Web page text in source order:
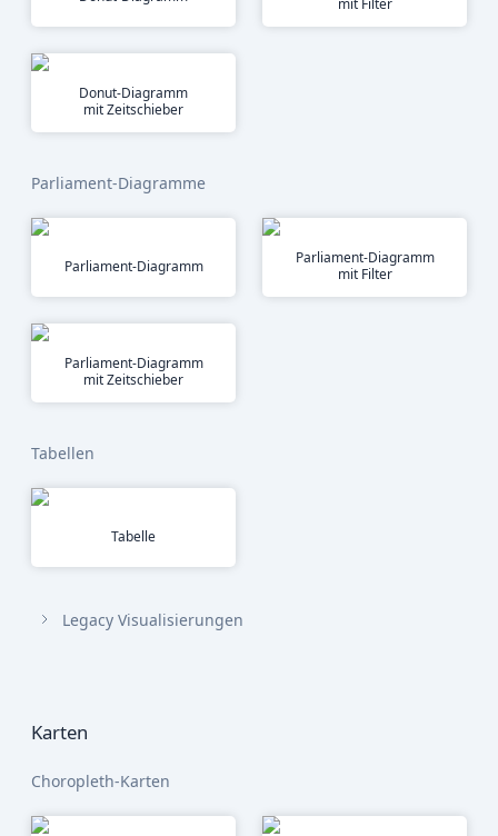
mit Filter
Donut-Diagramm
mit Zeitschieber
Parliament-Diagramme
Parliament-Diagramm
Parliament-Diagramm
mit Filter
Parliament-Diagramm
mit Zeitschieber
Tabellen
Tabelle
Legacy Visualisierungen
Karten
Choropleth-Karten